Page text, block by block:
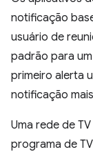
notificação
usuário de
padrão para
primeiro alerta
notificação
Uma rede de
programa de